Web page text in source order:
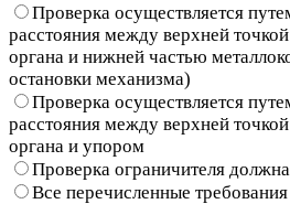
Проверка осуществляется
расстояния между верхней точкой
органа и нижней частью
остановки механизма)
Проверка осуществляется
расстояния между верхней точкой
органа и упором
Проверка ограничителя
Все перечисленные